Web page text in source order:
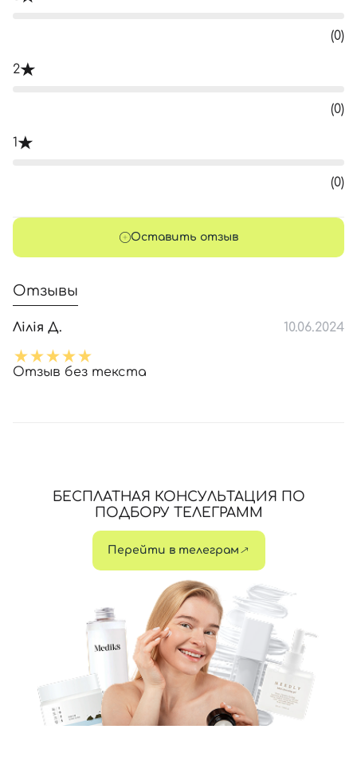
(0)
2
(0)
1
(0)
Оставить отзыв
Отзывы
Лілія Д. 10.06.2024
Отзыв без текста
БЕСПЛАТНАЯ КОНСУЛЬТАЦИЯ ПО
ПОДБОРУ ТЕЛЕГРАММ
Перейти в телеграм